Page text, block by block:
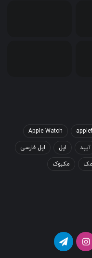
Apple Watch
آیپد اپل اپل فارسی
مک مکبوک
اینستاگرام
تلگرام